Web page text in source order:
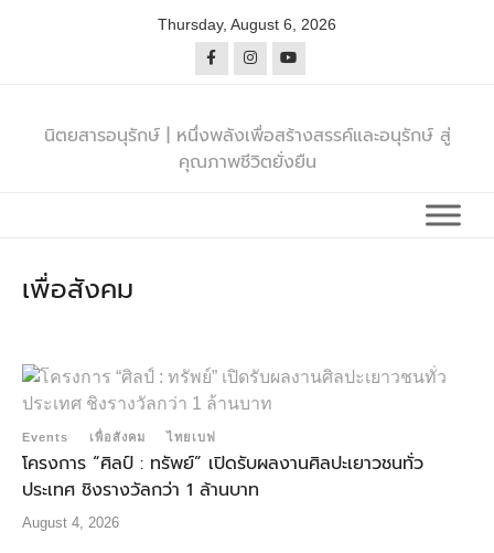
Thursday, August 6, 2026
นิตยสารอนุรักษ์ | หนึ่งพลังเพื่อสร้างสรรค์และอนุรักษ์ สู่
คุณภาพชีวิตยั่งยืน
เพื่อสังคม
Events เพื่อสังคม ไทยเบฟ
โครงการ “ศิลป์ : ทรัพย์” เปิดรับผลงานศิลปะเยาวชนทั่ว
ประเทศ ชิงรางวัลกว่า 1 ล้านบาท
August 4, 2026